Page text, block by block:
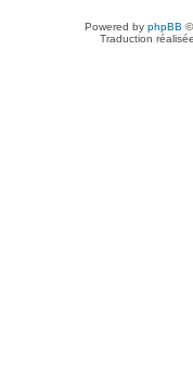
Powered by phpBB
Traduction